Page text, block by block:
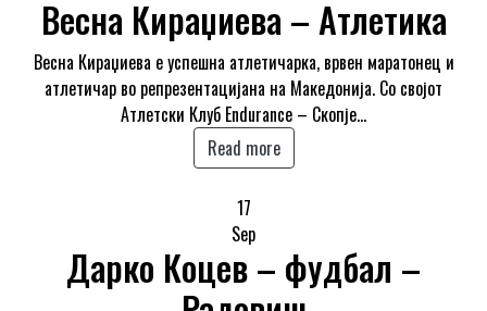
Весна Кираџиева – Атлетика
Весна Кираџиева е успешна атлетичарка, врвен маратонец и
атлетичар во репрезентацијана на Македонија. Со својот
Атлетски Клуб Endurance – Скопје…
Read more
17
Sep
Дарко Коцев – фудбал –